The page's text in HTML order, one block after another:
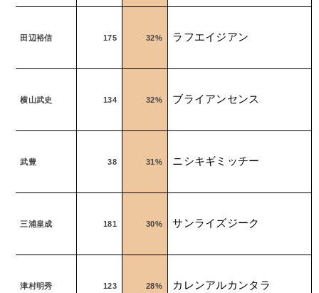
田辺裕信 175 32% ラフエイジアン
横山武史 134 32% ブライアンセンス
武豊 38 31% ニシキギミッチー
三浦皇成 181 30% サンライズジーク
津村明秀 123 28% カレンアルカンタラ